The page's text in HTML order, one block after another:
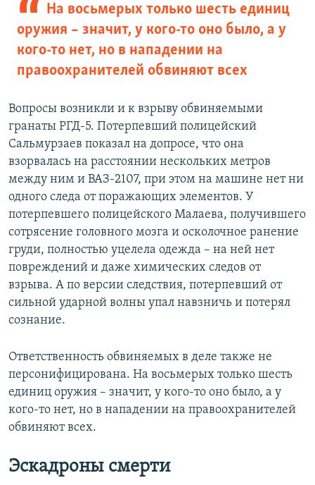
На восьмерых только шесть единиц
оружия – значит, у кого-то оно было, а у
кого-то нет, но в нападении на
правоохранителей обвиняют всех
Вопросы возникли и к взрыву обвиняемыми
гранаты РГД-5. Потерпевший полицейский
Сальмурзаев показал на допросе, что она
взорвалась на расстоянии нескольких метров
между ним и ВАЗ-2107, при этом на машине нет ни
одного следа от поражающих элементов. У
потерпевшего полицейского Малаева, получившего
сотрясение головного мозга и осколочное ранение
груди, полностью уцелела одежда – на ней нет
повреждений и даже химических следов от
взрыва. А по версии следствия, потерпевший от
сильной ударной волны упал навзничь и потерял
сознание.
Ответственность обвиняемых в деле также не
персонифицирована. На восьмерых только шесть
единиц оружия – значит, у кого-то оно было, а у
кого-то нет, но в нападении на правоохранителей
обвиняют всех.
Эскадроны смерти